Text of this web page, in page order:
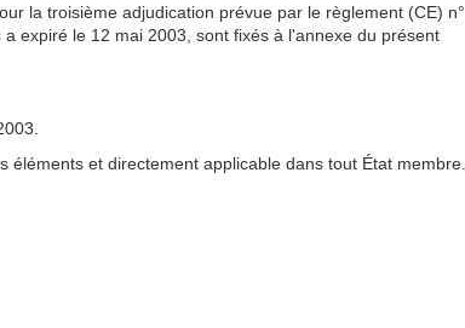
la troisième adjudication prévue par le règlement (CE) n°
expiré le 12 mai 2003, sont fixés à l'annexe du présent
et directement applicable dans tout État membre.